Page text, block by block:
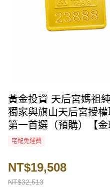
黃金投資 天后宮媽祖純金金塊1.00錢黃金條塊-
獨家與旗山天后宮授
第一首選（預購）【金
宅配免運費
NT$32,513
NT$19,508